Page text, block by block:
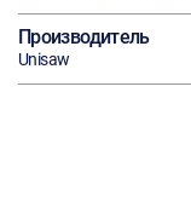
Производитель
Unisaw